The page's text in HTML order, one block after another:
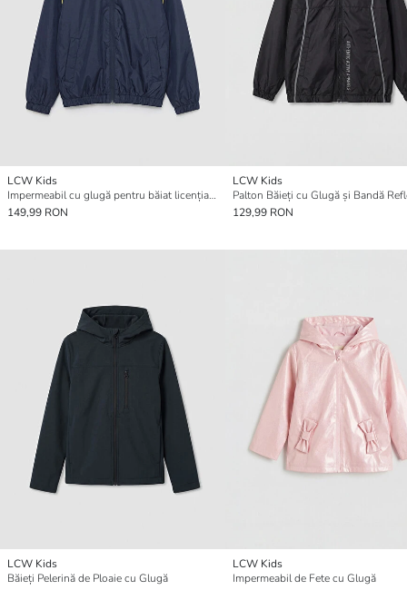
LCW Kids
Impermeabil cu glugă pentru băiat licențiat Fenerbahçe
149,99 RON
LCW Kids
129,99 RON
LCW Kids
Băieți Pelerină de Ploaie cu Glugă
LCW Kids
Impermeabil de Fete cu Glugă